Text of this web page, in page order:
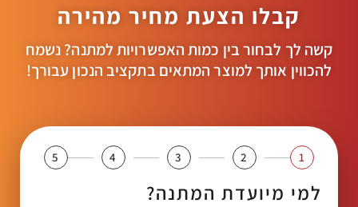
קבלו הצעת מחיר מהירה
קשה לך לבחור בין כמות האפשרויות למתנה? נשמח
להכווין אותך למוצר המתאים בתקציב הנכון עבורך!
1
2
3
4
5
למי מיועדת המתנה?